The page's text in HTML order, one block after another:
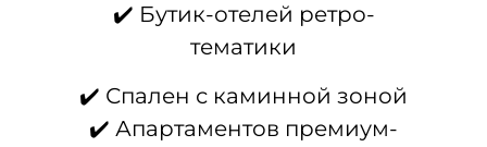
✔️ Бутик-отелей ретро-
тематики
✔️ Спален с каминной зоной
✔️ Апартаментов премиум-